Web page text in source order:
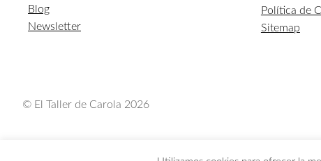
Blog
Newsletter
Política de
Sitemap
© El Taller de Carola 2026